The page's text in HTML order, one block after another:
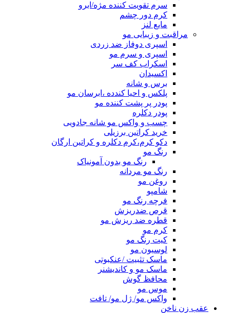
سرم تقویت کننده مژه/ابرو
کرم دور چشم
مایع لنز
مراقبت و زیبایی مو
اسپری دوفاز ضد زردی
اسپری و سرم مو
اسکراب کف سر
اکسیدان
برس و شانه
پلکس و احیا کندده ،ابرسان مو
پودر پر پشت کننده مو
پودر دکلره
چسب و واکس مو شانه جادویی
خرید کراتین برزیلی
دکو کرم،کرم دکلره و کراتین ارگان
رنگ مو
رنگ مو بدون آمونیاک
رنگ مو مردانه
روغن مو
شامپو
فرچه رنگ مو
قرص ضدریزش
قطره ضد ریزش مو
کرم مو
کیت رنگ مو
لوسیون مو
ماسک تثبیت /عنکبوتی
ماسک مو و کاندیشنر
محافظ گوش
موس مو
واکس مو/ ژل مو/ تافت
عقب زن ناخن